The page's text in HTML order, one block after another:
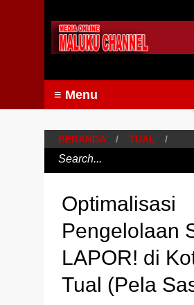
BERANDA / TUAL /
Optimalisasi
Pengelolaan
LAPOR! di
Tual (Pela